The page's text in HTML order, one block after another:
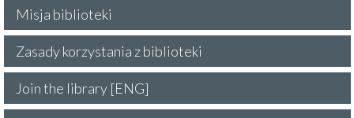
Misja biblioteki
Zasady korzystania z biblioteki
Join the library [ENG]